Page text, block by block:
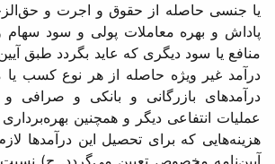
یا جنسی حاصله از حقوق و اجرت و
پاداش و بهره معاملات پولی و سود سهام
منافع یا سود دیگری كه عاید بگردد طبق
درآمد غیر ویژه حاصله از هر نوع كسب یا
درآمدهای بازرگانی و بانكی و صرافی
عملیات انتفاعی دیگر و همچنین
هزینه‌هایی كه برای تحصیل این درآمدها
آیین‌نامه مخصوص تعیین می‌گردد. ج)